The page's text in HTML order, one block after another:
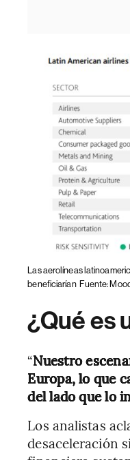
Las aerolíneas
beneficiarían Fuente:
¿Qué es
“Nuestro
Europa, lo que
del lado que lo
Los analistas
desaceleración